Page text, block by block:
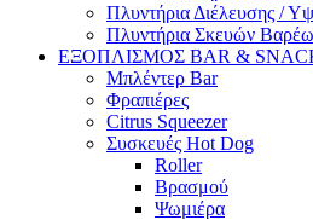
Πλυντήρια Διέλευσης /
Πλυντήρια Σκευών
ΕΞΟΠΛΙΣΜΟΣ BAR &
Μπλέντερ Bar
Φραπιέρες
Citrus Squeezer
Συσκευές Hot Dog
Roller
Βρασμού
Ψωμιέρα